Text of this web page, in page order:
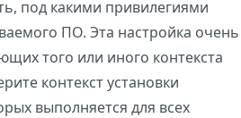
под какими привилегиями
ПО. Эта настройка очень
того или иного контекста
контекст установки
выполняется для всех